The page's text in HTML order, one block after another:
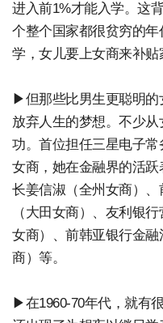
进入前1%才能入学。这
个整个国家都很贫穷的年
学，女儿要上女商来补贴
▶但那些比男生更聪明的
放弃人生的梦想。不少
功。首位担任三星电子常
女商，她在金融界的活
长姜信淑（全州女商）
（大田女商）、友利银
女商）、前韩亚银行金
商）等。
▶在1960-70年代，就有